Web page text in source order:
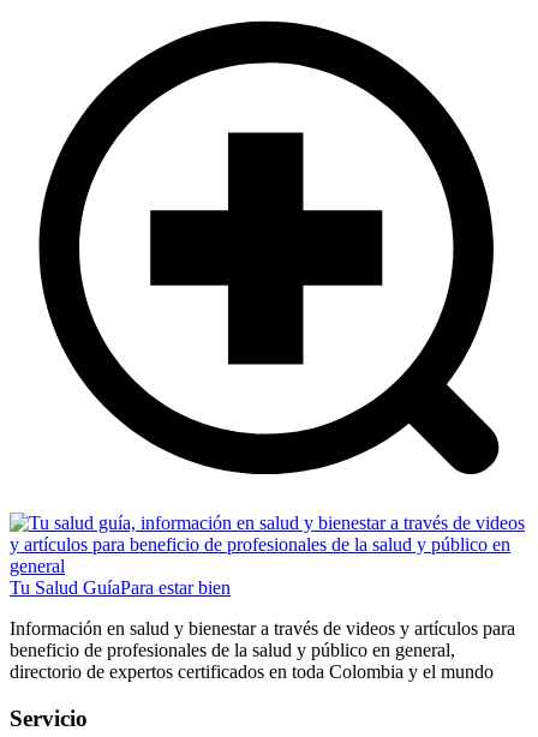
Tu Salud GuíaPara estar bien
Información en salud y bienestar a través de videos y artículos para
beneficio de profesionales de la salud y público en general,
directorio de expertos certificados en toda Colombia y el mundo
Servicio